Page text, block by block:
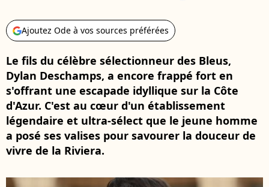
Ajoutez Ode à vos sources préférées
Le fils du célèbre sélectionneur des Bleus,
Dylan Deschamps, a encore frappé fort en
s'offrant une escapade idyllique sur la Côte
d'Azur. C'est au cœur d'un établissement
légendaire et ultra-sélect que le jeune homme
a posé ses valises pour savourer la douceur de
vivre de la Riviera.